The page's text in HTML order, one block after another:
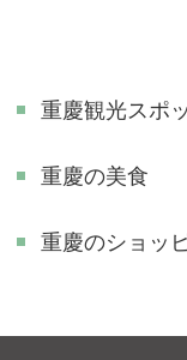
重慶観光スポ
重慶の美食
重慶のショッ